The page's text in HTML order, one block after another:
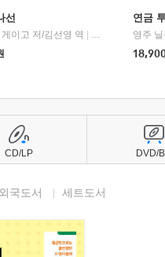
선
이고 저/김선영 역
북다
연금
영주
외국도서 세트도서
CD/LP DVD/